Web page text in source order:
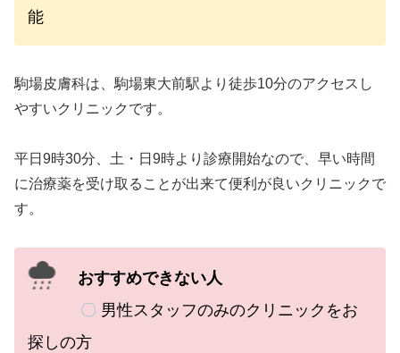
能
駒場皮膚科は、駒場東大前駅より徒歩10分のアクセスし
やすいクリニックです。
平日 9時30分、土・日9時より診療開始なので、早い時間
に治療薬を受け取ることが出来て便利が良いクリニックで
す。
おすすめできない人
〇 男性スタッフのみのクリニックをお
探しの方